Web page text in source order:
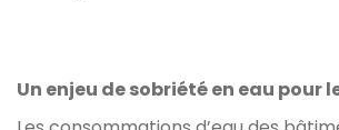
Un enjeu de sobriété en eau pour